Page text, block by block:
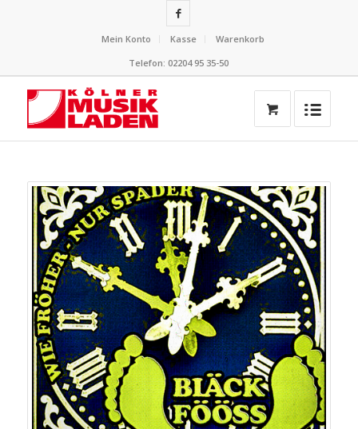
Mein Konto Kasse
Warenkorb
Telefon: 02204 95 35-50